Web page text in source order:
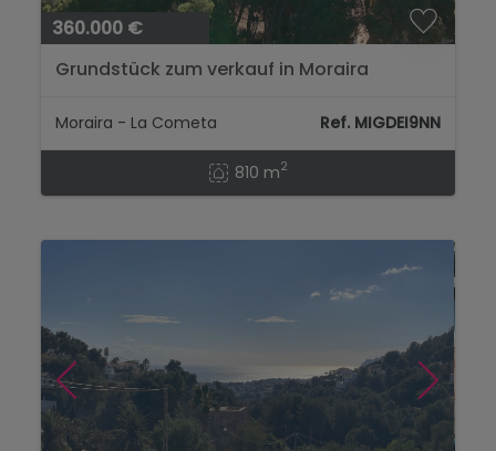
360.000 €
Grundstück zum verkauf in Moraira
Moraira - La Cometa Ref. MIGDEI9NN
810 m2